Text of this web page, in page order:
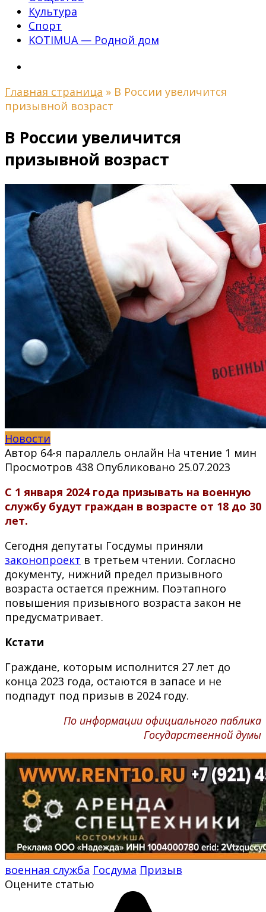
Культура
Спорт
KOTIMUA — Родной дом
Главная страница » В России увеличится
призывной возраст
В России увеличится
призывной возраст
Новости
Автор 64-я параллель онлайн На чтение 1 мин
Просмотров 438 Опубликовано 25.07.2023
С 1 января 2024 года призывать на военную
службу будут граждан в возрасте от 18 до 30
лет.
Сегодня депутаты Госдумы приняли
законопроект в третьем чтении. Согласно
документу, нижний предел призывного
возраста остается прежним. Поэтапного
повышения призывного возраста закон не
предусматривает.
Кстати
Граждане, которым исполнится 27 лет до
конца 2023 года, остаются в запасе и не
подпадут под призыв в 2024 году.
По информации официального паблика
Государственной думы
военная служба Госдума Призыв
Оцените статью